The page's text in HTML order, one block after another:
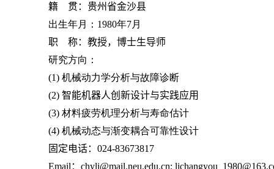
籍 贯：贵州省金沙县
出生年月： 1980年7月
职 称：教授， 博士生导师
研究方向：
(1) 机械动力学分析与故障诊断
(2) 智能机器人创新设计与实践应用
(3) 材料疲劳机理分析与寿命估计
(4) 机械动态与渐变耦合可靠性设计
固定电话： 024-83673817
Email ： chyli@mail.neu.edu.cn;